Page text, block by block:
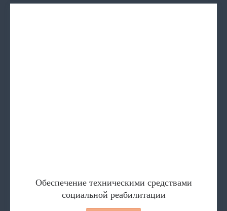
Обеспечение техническими средствами
социальной реабилитации